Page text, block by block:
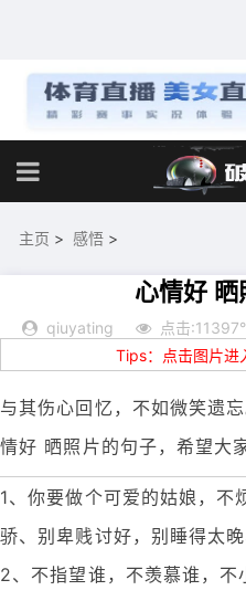
主页 > 感悟 >
心情好
qiuyating 点击
Tips：点击图片进
与其伤心回忆，不如微笑遗
情好 晒照片的句子，希望大
1、你要做个可爱的姑娘，不
骄、别卑贱讨好，别睡得太晚
2、不指望谁，不羡慕谁，不